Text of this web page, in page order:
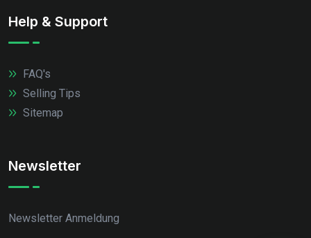
Help & Support
FAQ's
Selling Tips
Sitemap
Newsletter
Newsletter Anmeldung